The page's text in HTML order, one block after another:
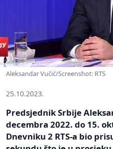
Aleksandar Vučić/Screenshot: RTS
25.10.2023.
Predsjednik Srbije
decembra 2022. do 15.
Dnevniku 2 RTS-a bio